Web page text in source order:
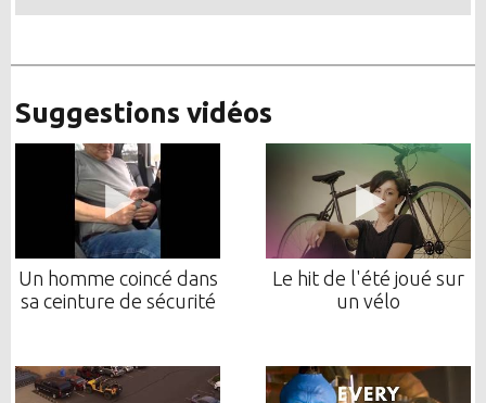
Suggestions vidéos
Un homme coincé dans
sa ceinture de sécurité
Le hit de l'été joué sur
un vélo